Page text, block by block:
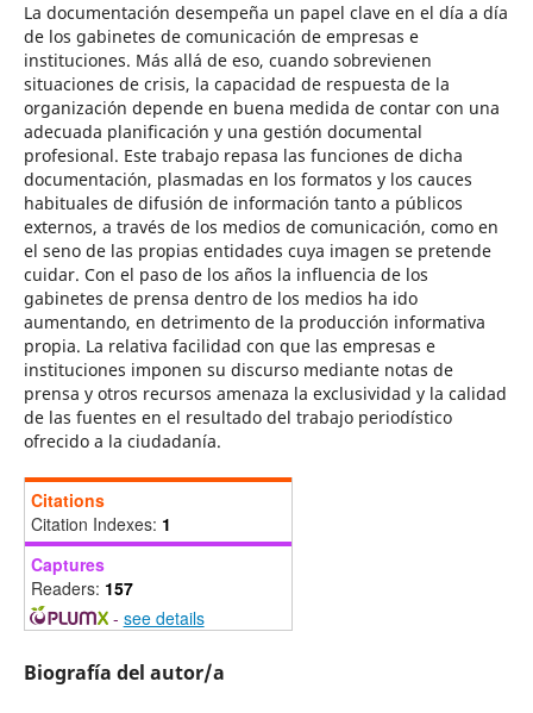
La documentación desempeña un papel clave en el día a día
de los gabinetes de comunicación de empresas e
instituciones. Más allá de eso, cuando sobrevienen
situaciones de crisis, la capacidad de respuesta de la
organización depende en buena medida de contar con una
adecuada planificación y una gestión documental
profesional. Este trabajo repasa las funciones de dicha
documentación, plasmadas en los formatos y los cauces
habituales de difusión de información tanto a públicos
externos, a través de los medios de comunicación, como en
el seno de las propias entidades cuya imagen se pretende
cuidar. Con el paso de los años la influencia de los
gabinetes de prensa dentro de los medios ha ido
aumentando, en detrimento de la producción informativa
propia. La relativa facilidad con que las empresas e
instituciones imponen su discurso mediante notas de
prensa y otros recursos amenaza la exclusividad y la calidad
de las fuentes en el resultado del trabajo periodístico
ofrecido a la ciudadanía.
Citations
Citation Indexes: 1
Captures
Readers: 157
- see details
Biografía del autor/a